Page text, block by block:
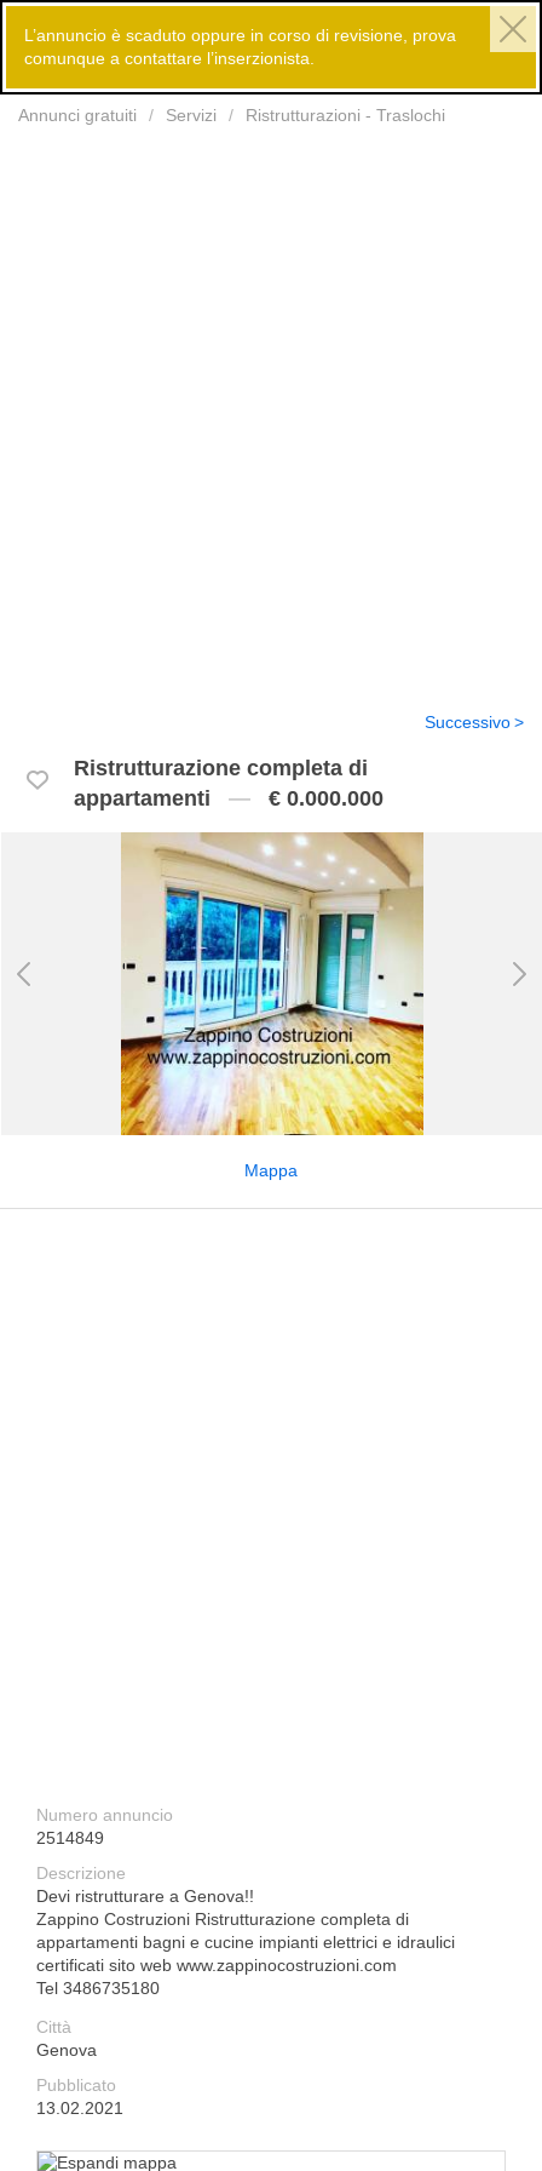
Annunci gratuiti Servizi Ristrutturazioni - Traslochi
L’annuncio è scaduto oppure in corso di revisione, prova
comunque a contattare l’inserzionista.
Ristrutturazione completa di
appartamenti
€ 0.000.000
Successivo
Mappa
Numero annuncio
2514849
Descrizione
Devi ristrutturare a Genova!!
Zappino Costruzioni Ristrutturazione completa di
appartamenti bagni e cucine impianti elettrici e idraulici
certificati sito web www.zappinocostruzioni.com
Tel 3486735180
Città
Genova
Pubblicato
13.02.2021